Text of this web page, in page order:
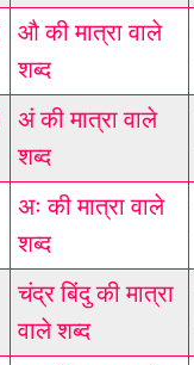
औ की मात्रा वाले
शब्द
अं की मात्रा वाले
शब्द
अः की मात्रा वाले
शब्द
चंद्र बिंदु की मात्रा
वाले शब्द